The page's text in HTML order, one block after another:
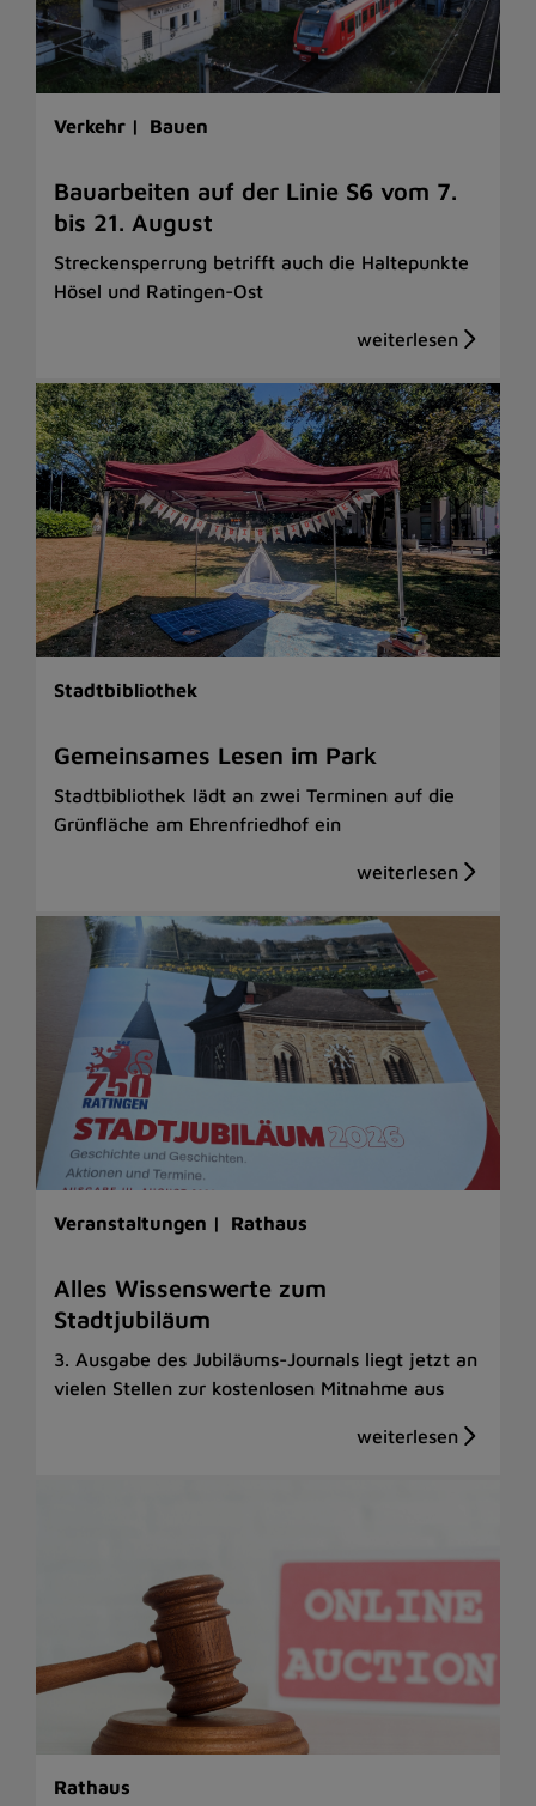
Verkehr | Bauen
Bauarbeiten auf der Linie S6 vom 7.
bis 21. August
Streckensperrung betrifft auch die Haltepunkte
Hösel und Ratingen-Ost
Stadtbibliothek
Gemeinsames Lesen im Park
Stadtbibliothek lädt an zwei Terminen auf die
Grünfläche am Ehrenfriedhof ein
Veranstaltungen | Rathaus
Alles Wissenswerte zum
Stadtjubiläum
3. Ausgabe des Jubiläums-Journals liegt jetzt an
vielen Stellen zur kostenlosen Mitnahme aus
Rathaus